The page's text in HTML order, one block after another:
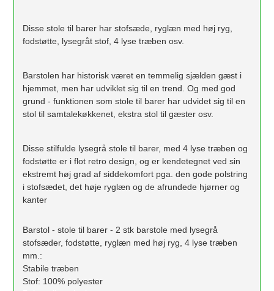
Disse stole til barer har stofsæde, ryglæn med høj ryg,
fodstøtte, lysegråt stof, 4 lyse træben osv.
Barstolen har historisk været en temmelig sjælden gæst i
hjemmet, men har udviklet sig til en trend. Og med god
grund - funktionen som stole til barer har udvidet sig til en
stol til samtalekøkkenet, ekstra stol til gæster osv.
Disse stilfulde lysegrå stole til barer, med 4 lyse træben og
fodstøtte er i flot retro design, og er kendetegnet ved sin
ekstremt høj grad af siddekomfort pga. den gode polstring
i stofsædet, det høje ryglæn og de afrundede hjørner og
kanter
Barstol - stole til barer - 2 stk barstole med lysegrå
stofsæder, fodstøtte, ryglæn med høj ryg, 4 lyse træben
mm.:
Stabile træben
Stof: 100% polyester